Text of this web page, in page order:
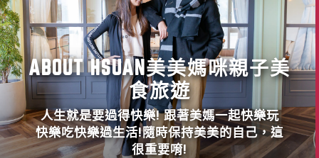
ABOUT HSUAN美美媽咪親子美
食旅遊
人生就是要過得快樂! 跟著美媽一起快樂玩
快樂吃快樂過生活!隨時保持美美的自己，這
很重要唷!